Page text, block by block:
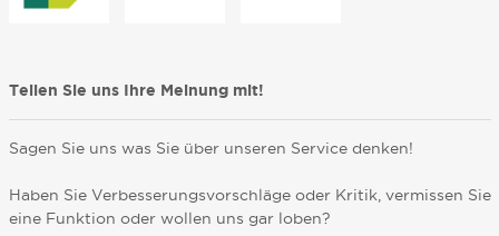
Teilen Sie uns Ihre Meinung mit!
Sagen Sie uns was Sie über unseren Service denken!
Haben Sie Verbesserungsvorschläge oder Kritik, vermissen Sie
eine Funktion oder wollen uns gar loben?